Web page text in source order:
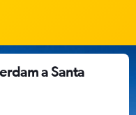
a Santa